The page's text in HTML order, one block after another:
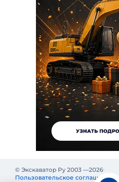
© Экскаватор Ру 2003 —2026
Пользовательское соглашение